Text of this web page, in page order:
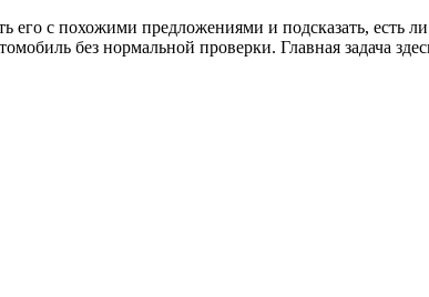
с похожими предложениями и подсказать, есть
без нормальной проверки. Главная задача